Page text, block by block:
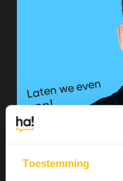
Toestemming
Laten we even
sparren!